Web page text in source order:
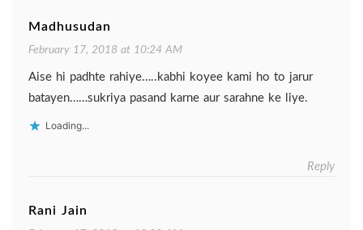
Madhusudan
February 17, 2018 at 10:24 AM
Aise hi padhte rahiye…..kabhi koyee kami ho to jarur
batayen……sukriya pasand karne aur sarahne ke liye.
Loading...
Reply
Rani Jain